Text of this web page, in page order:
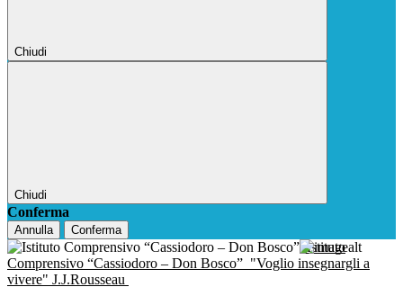
Chiudi
Chiudi
Conferma
Annulla Conferma
Istituto
Comprensivo “Cassiodoro – Don Bosco” "Voglio insegnargli a
vivere" J.J.Rousseau